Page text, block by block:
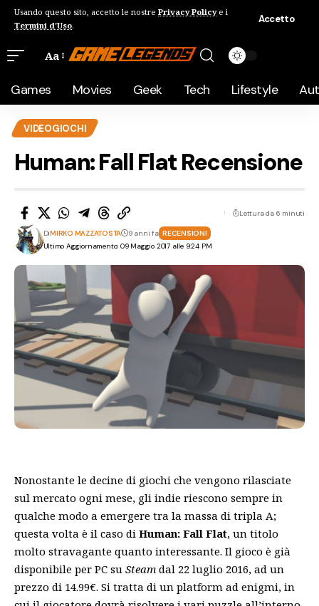
Usando questo sito, accetto le nostre Privacy Policye i
Termini d'Uso.
Accetto
Aa
Games Movies Geek Tech Lifestyle
VIDEOGIOCHI
Human: Fall Flat Recensione
Ultimo Aggiornamento: 09 Maggio 2017 alle 9:24 PM
DiMIRKO MAZZATOSTA 9 anni fa RECENSIONI
Lettura da 6 minuti
Nonostante le decine di giochi che vengono rilasciate
sul mercato ogni mese, gli indie riescono sempre in
qualche modo a emergere tra la massa di tripla A;
questa volta è il caso di Human: Fall Flat, un titolo
molto stravagante quanto interessante. Il gioco è già
disponibile per PC su Steam dal 22 luglio 2016, ad un
prezzo di 14.99€. Si tratta di un platform ad enigmi, in